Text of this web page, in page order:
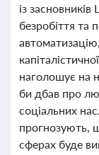
із
безробіття та
наголошує на
би дбав про
соціальних
прогнозують,
сферах буде